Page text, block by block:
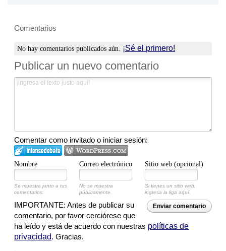
Comentarios
No hay comentarios publicados aún. ¡Sé el primero!
Publicar un nuevo comentario
Comentar como invitado o iniciar sesión:
Nombre Correo electrónico Sitio web (opcional)
Se muestra junto a tus
comentarios.
No se muestra
públicamente.
Si tienes un sitio web,
ingresa la liga aquí.
Enviar comentario
IMPORTANTE: Antes de publicar su
comentario, por favor cerciórese que
ha leído y está de acuerdo con nuestras políticas de
privacidad. Gracias.